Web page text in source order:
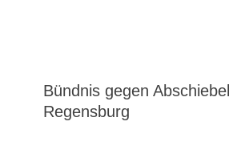
Bündnis gegen
Regensburg